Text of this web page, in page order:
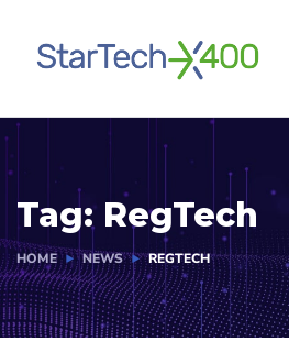
Tag: RegTech
HOME NEWS REGTECH